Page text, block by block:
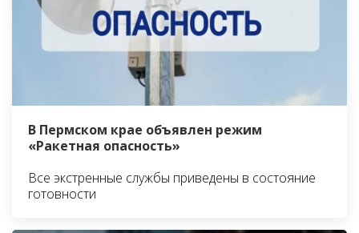
В Пермском крае объявлен режим
«Ракетная опасность»
Все экстренные службы приведены в состояние
готовности